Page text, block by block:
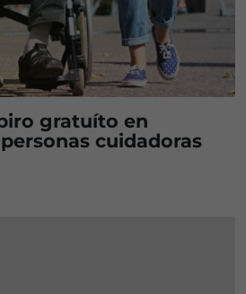
gratuíto en
cuidadoras